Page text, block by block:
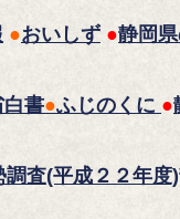
●おいしず ●静岡
白書●ふじのくに ●
調査(平成２２年度)